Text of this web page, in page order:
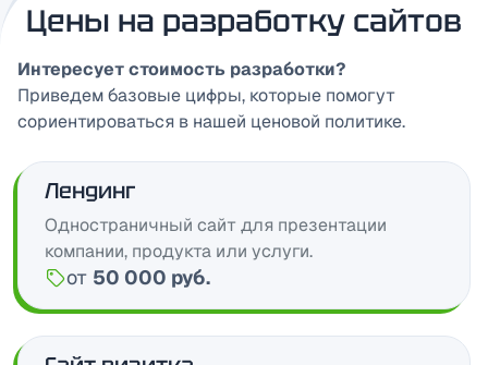
Цены на разработку сайтов
Интересует стоимость разработки?
Приведем базовые цифры, которые помогут
сориентироваться в нашей ценовой политике.
Лендинг
Одностраничный сайт для презентации
компании, продукта или услуги.
Цена:
от 50 000 руб.